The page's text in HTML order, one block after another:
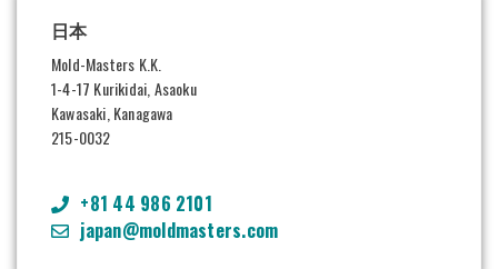
日本
Mold-Masters K.K.
1-4-17 Kurikidai, Asaoku
Kawasaki, Kanagawa
215-0032
+81 44 986 2101
japan@moldmasters.com